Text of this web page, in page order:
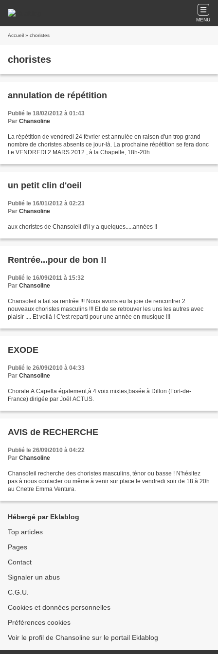
MENU
Accueil » choristes
choristes
annulation de répétition
Publié le 18/02/2012 à 01:43
Par Chansoline
La répétition de vendredi 24 février est annulée en raison d'un trop grand
nombre de choristes absents ce jour-là. La prochaine répétition se fera donc
l e VENDREDI 2 MARS 2012 , à la Chapelle, 18h-20h.
un petit clin d'oeil
Publié le 16/01/2012 à 02:23
Par Chansoline
aux choristes de Chansoleil d'il y a quelques.....années !!
Rentrée...pour de bon !!
Publié le 16/09/2011 à 15:32
Par Chansoline
Chansoleil a fait sa rentrée !!! Nous avons eu la joie de rencontrer 2
nouveaux choristes masculins !!! Et de se retrouver les uns les autres avec
plaisir .... Et voilà ! C'est reparti pour une année en musique !!!
EXODE
Publié le 26/09/2010 à 04:33
Par Chansoline
Chorale A Capella également,à 4 voix mixtes,basée à Dillon (Fort-de-
France) dirigée par Joël ACTUS.
AVIS de RECHERCHE
Publié le 26/09/2010 à 04:22
Par Chansoline
Chansoleil recherche des choristes masculins, ténor ou basse ! N'hésitez
pas à nous contacter ou même à venir sur place le vendredi soir de 18 à 20h
au Cnetre Emma Ventura.
Hébergé par Eklablog
Top articles
Pages
Contact
Signaler un abus
C.G.U.
Cookies et données personnelles
Préférences cookies
Voir le profil de Chansoline sur le portail Eklablog